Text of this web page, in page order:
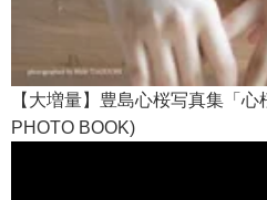
【大増量】豊島心桜写真集「
PHOTO BOOK)